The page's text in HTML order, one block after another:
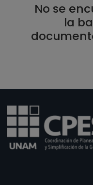
No se
la